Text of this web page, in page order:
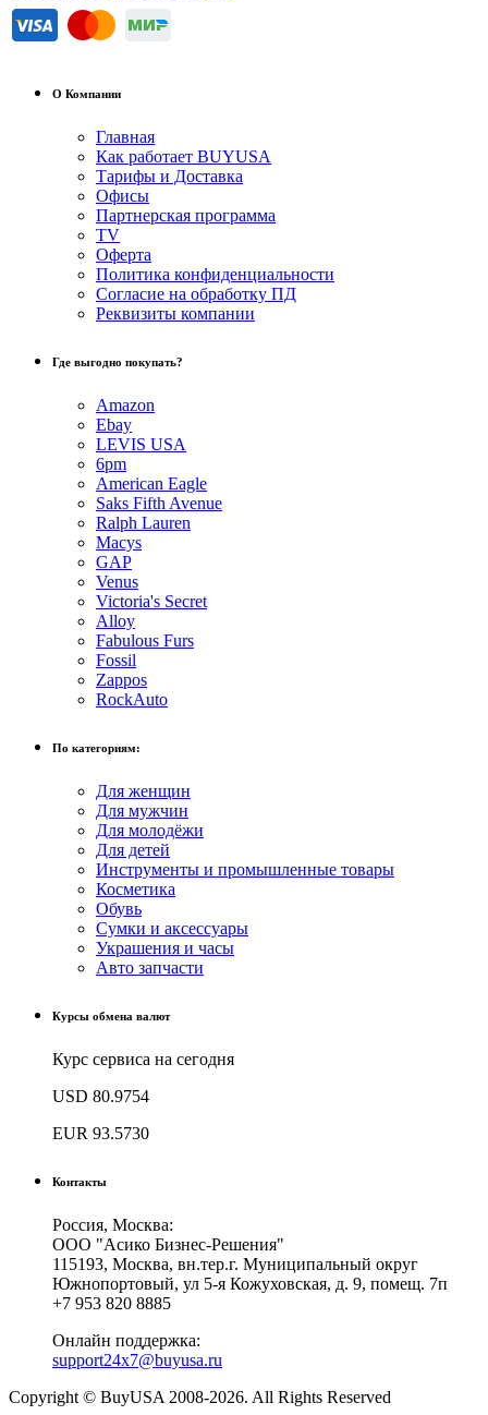
О Компании
Главная
Как работает BUYUSA
Тарифы и Доставка
Офисы
Партнерская программа
TV
Оферта
Политика конфиденциальности
Согласие на обработку ПД
Реквизиты компании
Где выгодно покупать?
Amazon
Ebay
LEVIS USA
6pm
American Eagle
Saks Fifth Avenue
Ralph Lauren
Macys
GAP
Venus
Victoria's Secret
Alloy
Fabulous Furs
Fossil
Zappos
RockAuto
По категориям:
Для женщин
Для мужчин
Для молодёжи
Для детей
Инструменты и промышленные товары
Косметика
Обувь
Сумки и аксессуары
Украшения и часы
Авто запчасти
Курсы обмена валют
Курс сервиса на сегодня
USD 80.9754
EUR 93.5730
Контакты
Россия, Москва:
ООО "Асико Бизнес-Решения"
115193, Москва, вн.тер.г. Муниципальный округ
Южнопортовый, ул 5-я Кожуховская, д. 9, помещ. 7п
+7 953 820 8885
Онлайн поддержка:
support24x7@buyusa.ru
Copyright © BuyUSA 2008-2026. All Rights Reserved